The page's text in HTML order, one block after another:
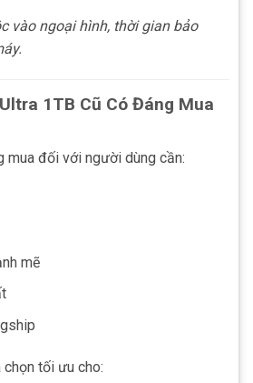
vào ngoại hình, thời gian bảo
1TB Cũ Có Đáng Mua
mua đối với người dùng cần:
mẽ
tối ưu cho: